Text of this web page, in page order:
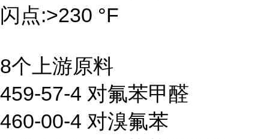
闪点:>230 °F
8个上游原料
459-57-4 对氟苯甲醛
460-00-4 对溴氟苯